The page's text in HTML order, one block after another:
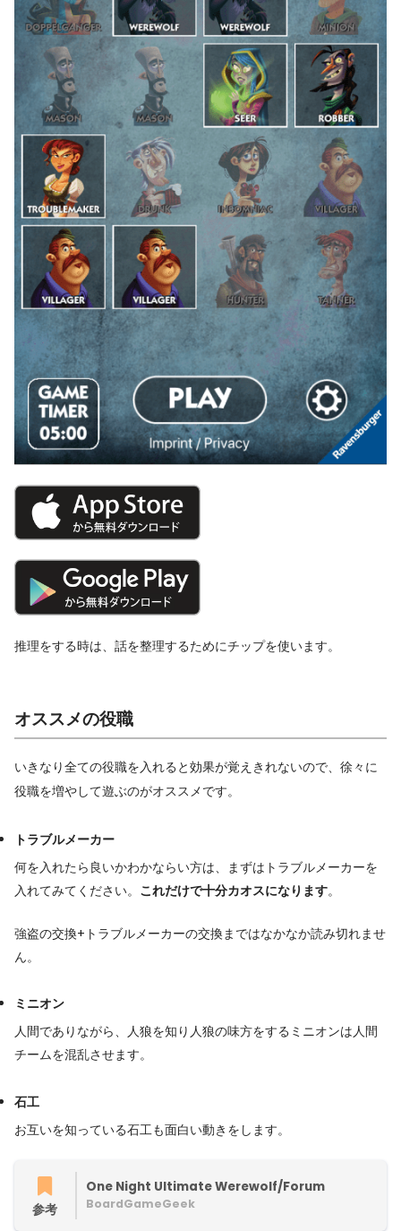
推理をする時は、話を整理するためにチップを使います。
オススメの役職
いきなり全ての役職を入れると効果が覚えきれないので、徐々に
役職を増やして遊ぶのがオススメです。
トラブルメーカー
何を入れたら良いかわかならい方は、まずはトラブルメーカーを
入れてみてください。 これだけで十分カオスになります。
強盗の交換+トラブルメーカーの交換まではなかなか読み切れませ
ん。
ミニオン
人間でありながら、人狼を知り人狼の味方をするミニオンは人間
チームを混乱させます。
石工
お互いを知っている石工も面白い動きをします。
参考
One Night Ultimate Werewolf/Forum
BoardGameGeek